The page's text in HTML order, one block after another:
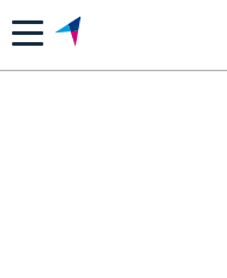
Menu